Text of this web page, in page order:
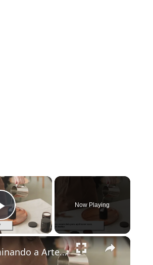
×
Play Video
Now Playing
×
Dominando a Arte da Fabricação de Velas: Técnicas e Dicas Essenciais